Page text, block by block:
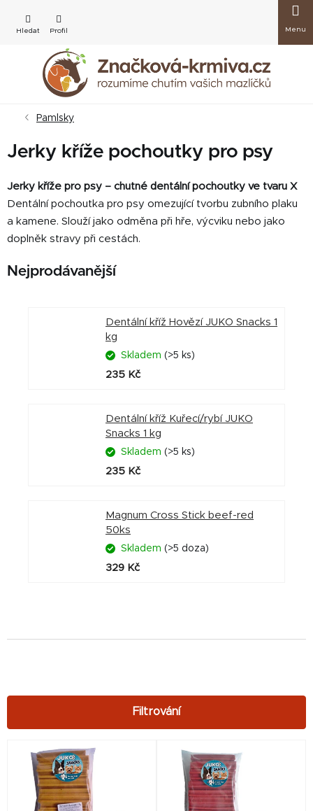
obsah
košík
Pamlsky
Jerky kříže pochoutky pro psy
Jerky kříže pro psy – chutné dentální pochoutky ve tvaru X
Dentální pochoutka pro psy omezující tvorbu zubního plaku
a kamene. Slouží jako odměna při hře, výcviku nebo jako
doplněk stravy při cestách.
Nejprodávanější
Dentální kříž Hovězí JUKO Snacks 1
kg
Skladem (>5 ks)
235 Kč
Dentální kříž Kuřecí/rybí JUKO
Snacks 1 kg
Skladem (>5 ks)
235 Kč
Magnum Cross Stick beef-red
50ks
Skladem (>5 doza)
329 Kč